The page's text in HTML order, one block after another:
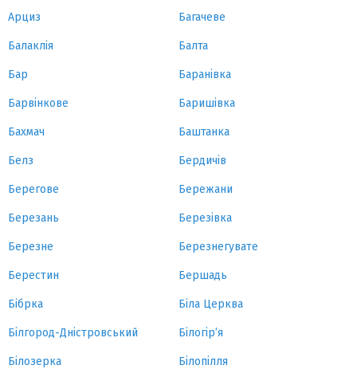
Арциз Багачеве
Балаклія Балта
Бар Баранівка
Барвінкове Баришівка
Бахмач Баштанка
Белз Бердичів
Берегове Бережани
Березань Березівка
Березне Березнегувате
Берестин Бершадь
Бібрка Біла Церква
Білгород-Дністровський Білогір’я
Білозерка Білопілля